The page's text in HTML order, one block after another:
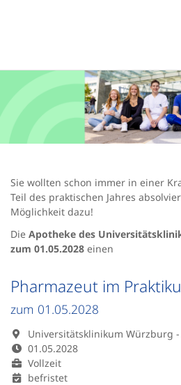
Pharmazeut im
zum 01.05.2028
Universitätsklinikum Würzburg
01.05.2028
Vollzeit
befristet
Sie wollten schon immer in einer
Teil des praktischen Jahres
Möglichkeit dazu!
Die Apotheke des
zum 01.05.2028 einen